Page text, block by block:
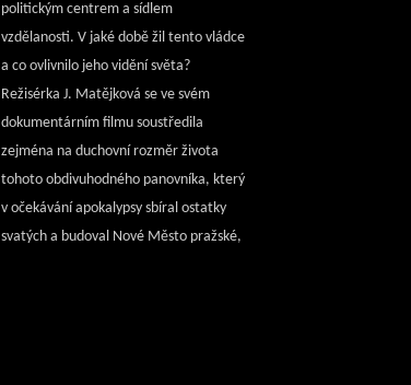
politickým centrem a sídlem
vzdělanosti. V jaké době žil tento vládce
a co ovlivnilo jeho vidění světa?
Režisérka J. Matějková se ve svém
dokumentárním filmu soustředila
zejména na duchovní rozměr života
tohoto obdivuhodného panovníka, který
v očekávání apokalypsy sbíral ostatky
svatých a budoval Nové Město pražské,